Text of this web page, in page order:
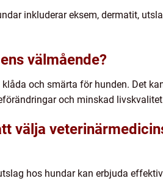
inkluderar eksem, dermatit,
välmående?
och smärta för hunden. Det
och minskad
välja
hos hundar kan erbjuda